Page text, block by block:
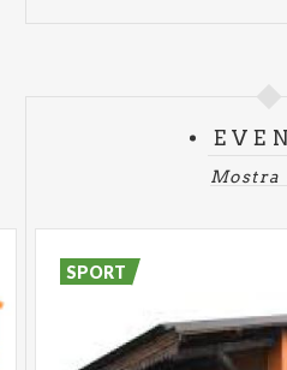
SPORT